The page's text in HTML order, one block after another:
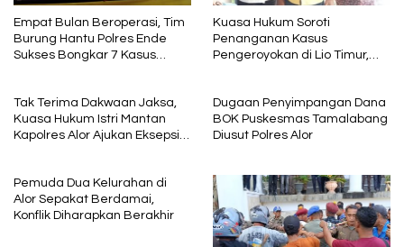
Empat Bulan Beroperasi, Tim
Burung Hantu Polres Ende
Sukses Bongkar 7 Kasus
Kuasa Hukum Soroti
Penanganan Kasus
Pengeroyokan di Lio Timur,
Tak Terima Dakwaan Jaksa,
Kuasa Hukum Istri Mantan
Kapolres Alor Ajukan Eksepsi
Dugaan Penyimpangan Dana
BOK Puskesmas Tamalabang
Diusut Polres Alor
Pemuda Dua Kelurahan di
Alor Sepakat Berdamai,
Konflik Diharapkan Berakhir